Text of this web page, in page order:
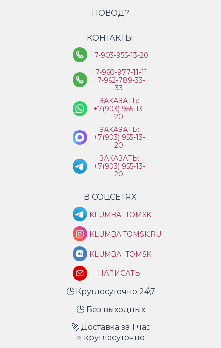
ПОВОД?
КОНТАКТЫ:
+7-903-955-13-20
+7-960-977-11-11
+7-962-789-33-
33
ЗАКАЗАТЬ:
+7(903) 955-13-
20
ЗАКАЗАТЬ:
+7(903) 955-13-
20
ЗАКАЗАТЬ:
+7(903) 955-13-
20
В СОЦСЕТЯХ:
KLUMBA_TOMSK
KLUMBA.TOMSK.RU
KLUMBA_TOMSK
НАПИСАТЬ
🕒 Круглосуточно 24\7
🕒 Без выходных
🚀 Доставка за 1 час
⭐ круглосуточно